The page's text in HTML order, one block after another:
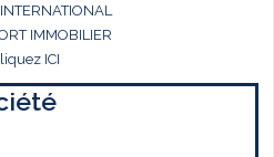
IMMOBILIER
ICI